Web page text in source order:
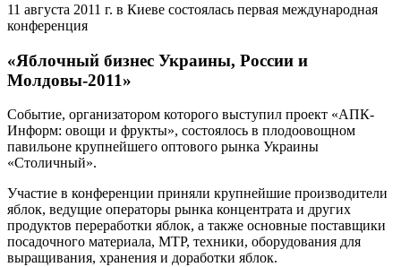
11 августа 2011 г. в Киеве состоялась первая международная
конференция
«Яблочный бизнес Украины, России и
Молдовы-2011»
Событие, организатором которого выступил проект «АПК-
Информ: овощи и фрукты», состоялось в плодоовощном
павильоне крупнейшего оптового рынка Украины
«Столичный».
Участие в конференции приняли крупнейшие производители
яблок, ведущие операторы рынка концентрата и других
продуктов переработки яблок, а также основные поставщики
посадочного материала, МТР, техники, оборудования для
выращивания, хранения и доработки яблок.